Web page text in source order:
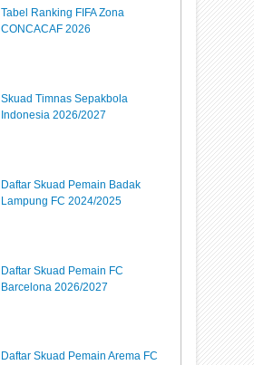
Tabel Ranking FIFA Zona
CONCACAF 2026
Skuad Timnas Sepakbola
Indonesia 2026/2027
Daftar Skuad Pemain Badak
Lampung FC 2024/2025
Daftar Skuad Pemain FC
Barcelona 2026/2027
Daftar Skuad Pemain Arema FC